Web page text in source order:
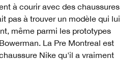
à courir avec des chaussures
pas à trouver un modèle qui lui
même parmi les prototypes
La Pre Montreal est
Nike qu'il a vraiment